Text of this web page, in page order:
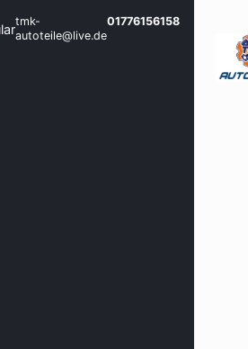
tmk-
autoteile@live.de
01776156158